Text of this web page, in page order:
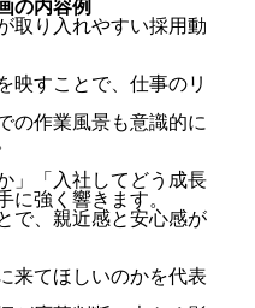
の内容例
取り入れやすい採用動
映すことで、仕事のリ
の作業風景も意識的に
」「入社してどう成長
に強く響きます。
で、親近感と安心感が
来てほしいのかを代表
なっている背景
果的な理由
る
る
られるメリット